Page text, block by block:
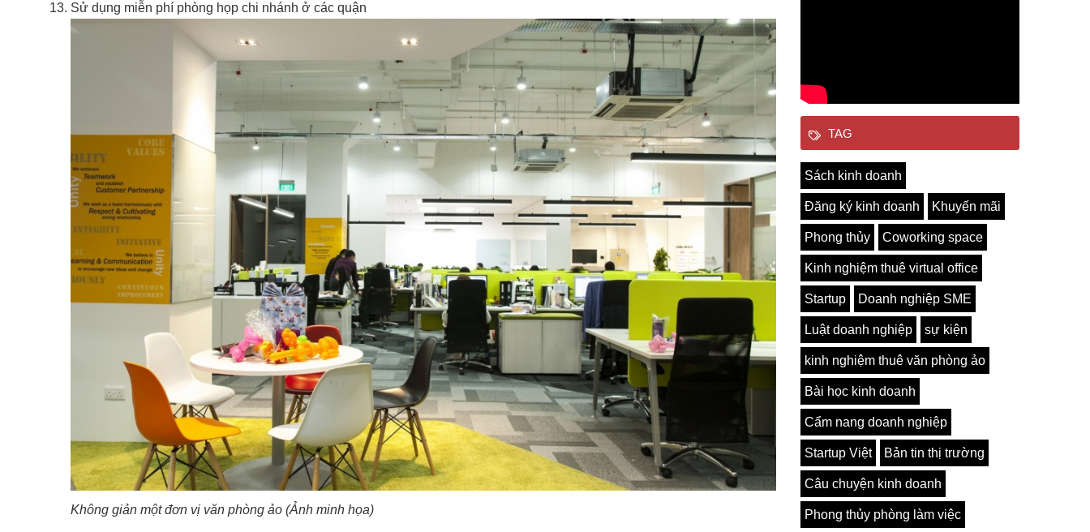
Sử dụng miễn phí phòng họp chi nhánh ở các quận
Không giản một đơn vị văn phòng ảo (Ảnh minh họa)
TAG
Sách kinh doanh
Đăng ký kinh doanh Khuyến mãi
Phong thủy Coworking space
Kinh nghiệm thuê virtual office
Startup Doanh nghiệp SME
Luật doanh nghiệp sự kiện
kinh nghiệm thuê văn phòng ảo
Bài học kinh doanh
Cẩm nang doanh nghiệp
Startup Việt Bản tin thị trường
Câu chuyện kinh doanh
Phong thủy phòng làm việc